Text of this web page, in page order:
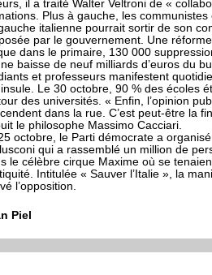
il a traité Walter Veltroni de «
Plus à gauche, les
italienne pourrait sortir de son
par le gouvernement. Une
dans le primaire, 130 000
baisse de neuf milliards d’euros du
et professeurs manifestent
Le 30 octobre, 90 % des écoles
des universités. « Enfin, l’opinion
dans la rue. C’est peut-être la
le philosophe Massimo Cacciari.
octobre, le Parti démocrate a
qui a rassemblé un million de
le célèbre cirque Maxime où se
Intitulée « Sauver l’Italie », la
l’opposition.
Piel